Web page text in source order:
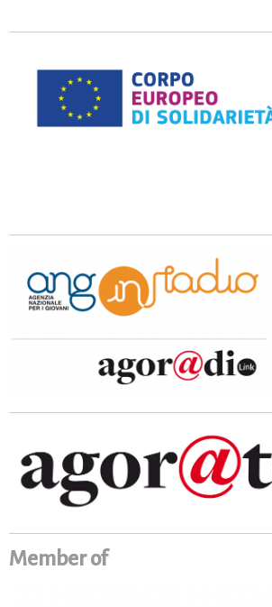
Member of